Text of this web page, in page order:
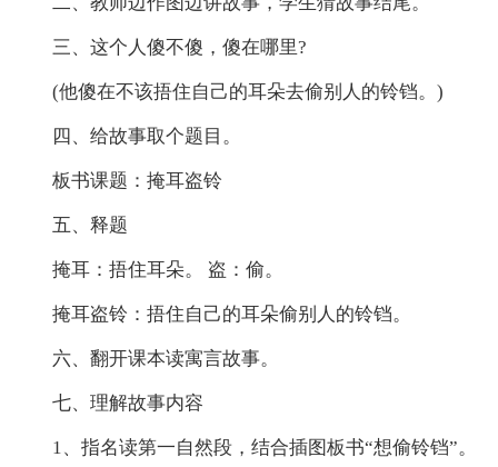
三、这个人傻不傻，傻在哪里?
(他傻在不该捂住自己的耳朵去偷别人的铃铛。)
四、给故事取个题目。
板书课题：掩耳盗铃
五、释题
掩耳：捂住耳朵。 盗：偷。
掩耳盗铃：捂住自己的耳朵偷别人的铃铛。
六、翻开课本读寓言故事。
七、理解故事内容
1、指名读第一自然段，结合插图板书“想偷铃铛”。